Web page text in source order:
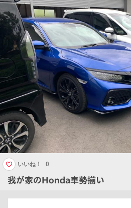
我が家のHonda車勢揃い
いいね！ 0